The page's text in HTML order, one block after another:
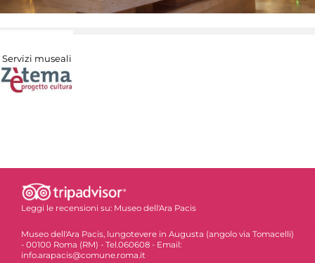
Servizi museali
Leggi le recensioni su: Museo dell'Ara Pacis
Museo dell'Ara Pacis, lungotevere in Augusta (angolo via Tomacelli)
- 00100 Roma (RM) - Tel.060608 - Email:
info.arapacis@comune.roma.it